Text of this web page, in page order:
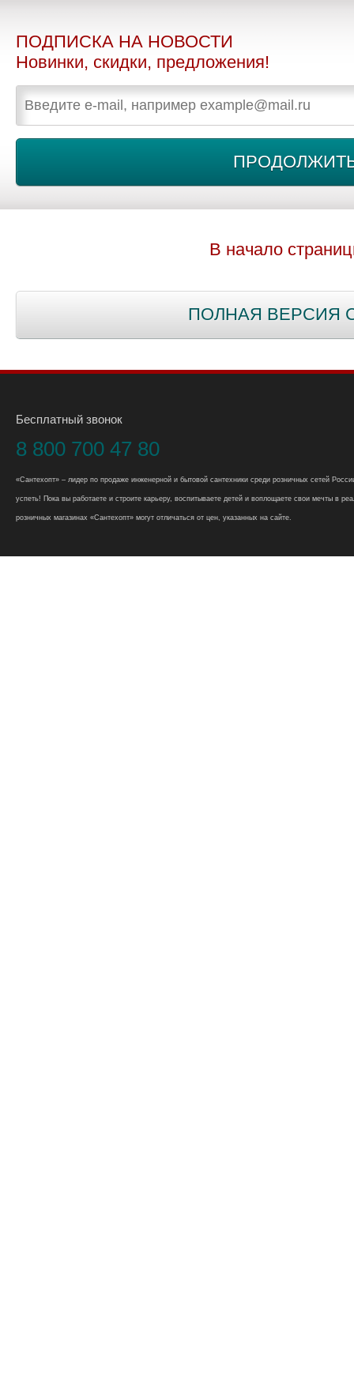
ПОДПИСКА НА НОВОСТИ
Новинки, скидки, предложения!
В начало
ПОЛНАЯ ВЕРСИЯ
Бесплатный звонок
8 800 700 47 80
«Сантехопт» – лидер по продаже инженерной и бытовой сантехники среди розничных сетей
успеть! Пока вы работаете и строите карьеру, воспитываете детей и воплощаете свои мечты в
розничных магазинах «Сантехопт» могут отличаться от цен, указанных на сайте.